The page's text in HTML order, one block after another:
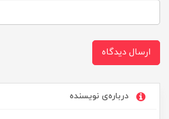
ارسال دیدگاه
درباره‌ی نویسنده